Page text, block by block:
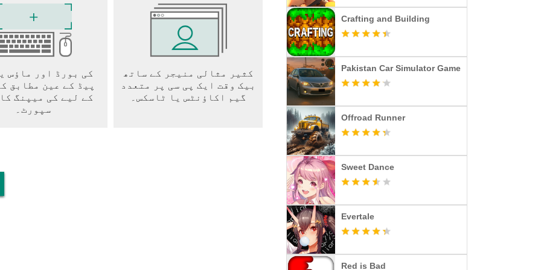
instructions. But please bear in mind that they can only do
you can always zoom in or out by pinching at the centre of
to increase your territory by moving units from one area to
after each round, so it is important to control as many as
over time, so it is a good idea to work with different
کی بورڈ اور ماؤس
پیڈ کے عین مطابق
کے لیے کی میپنگ
سپورٹ۔
کثیر مثالی منیجر کے ساتھ
بیک وقت ایک پی سی پر متعدد
گیم اکاؤنٹس یا ٹاسکس۔
Crafting and Building
Pakistan Car Simulator Game
Offroad Runner
Sweet Dance
Evertale
Red is Bad